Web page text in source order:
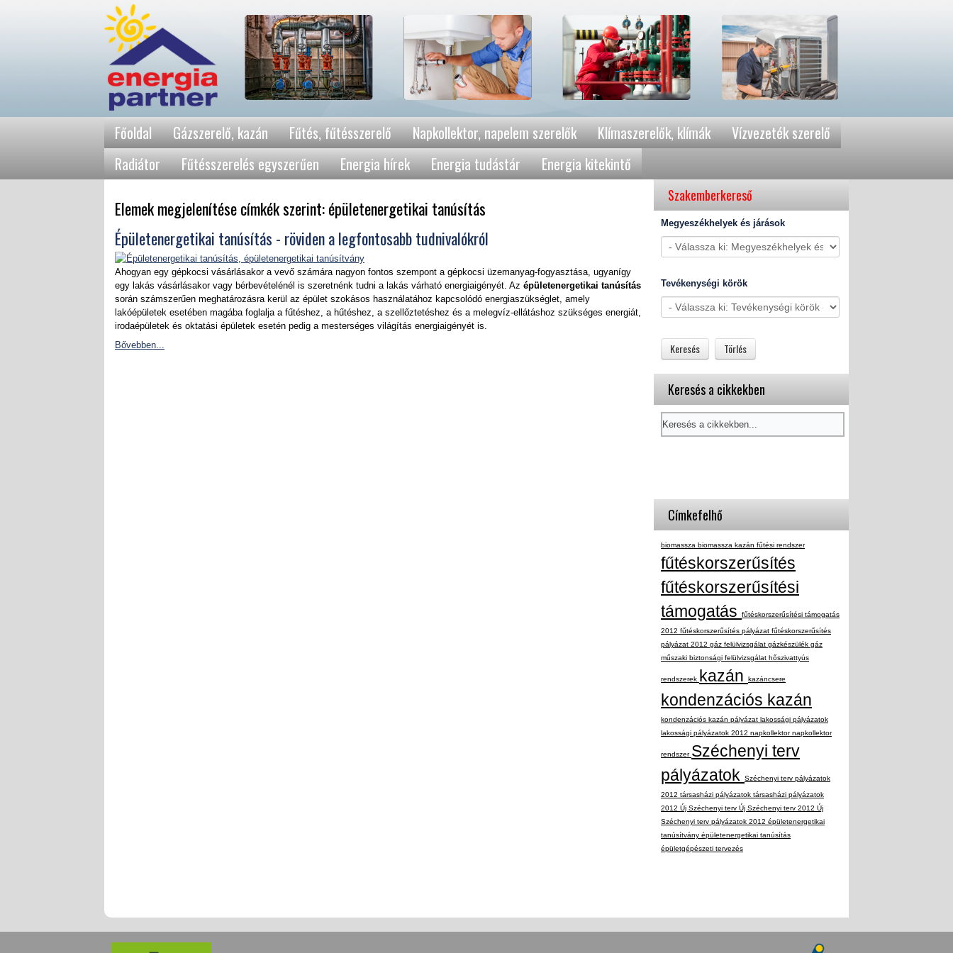
Főoldal Gázszerelő, kazán Fűtés, fűtésszerelő Napkollektor, napelem szerelők Klímaszerelők, klímák
Vízvezeték szerelő
Radiátor
Fűtésszerelés egyszerűen Energia hírek Energia tudástár Energia kitekintő
Elemek megjelenítése címkék szerint: épületenergetikai tanúsítás
Épületenergetikai tanúsítás - röviden a legfontosabb tudnivalókról
Ahogyan egy gépkocsi vásárlásakor a vevő számára nagyon fontos szempont a gépkocsi üzemanyag-fogyasztása, ugyanígy
egy lakás vásárlásakor vagy bérbevételénél is szeretnénk tudni a lakás várható energiaigényét. Az épületenergetikai tanúsítás
során számszerűen meghatározásra kerül az épület szokásos használatához kapcsolódó energiaszükséglet, amely
lakóépületek esetében magába foglalja a fűtéshez, a hűtéshez, a szellőztetéshez és a melegvíz-ellátáshoz szükséges energiát,
irodaépületek és oktatási épületek esetén pedig a mesterséges világítás energiaigényét is.
Bővebben...
Szakemberkereső
Megyeszékhelyek és járások
Tevékenységi körök
Keresés a cikkekben
Címkefelhő
biomassza biomassza kazán fűtési rendszer
fűtéskorszerűsítés
fűtéskorszerűsítési
támogatás
fűtéskorszerűsítési támogatás
2012 fűtéskorszerűsítés pályázat fűtéskorszerűsítés
pályázat 2012 gáz felülvizsgálat gázkészülék gáz
műszaki biztonsági felülvizsgálat hőszivattyús
rendszerek kazán kazáncsere
kondenzációs kazán
kondenzációs kazán pályázat lakossági pályázatok
lakossági pályázatok 2012 napkollektornapkollektor
rendszer Széchenyi terv
pályázatok
Széchenyi terv pályázatok
2012 társasházi pályázatok társasházi pályázatok
2012 Új Széchenyi terv Új Széchenyi terv 2012 Új
Széchenyi terv pályázatok 2012 épületenergetikai
tanúsítvány épületenergetikai tanúsítás
épületgépészeti tervezés